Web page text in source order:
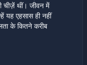
थीं। जीवन में
यह एहसास ही नहीं
के कितने करीब